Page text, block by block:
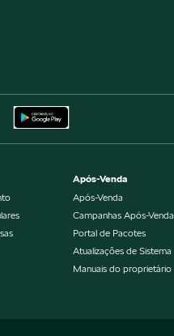
Após-Venda
Após-Venda
Campanhas Após-Venda
Portal de Pacotes
Atualizações de Sistema
Manuais do proprietário